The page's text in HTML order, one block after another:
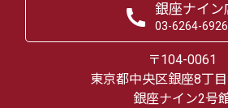
銀座ナイン
03-6264-6926
〒104-0061
東京都中央区銀座8丁
銀座ナイン2号